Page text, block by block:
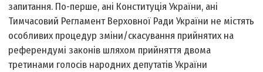
запитання. По-перше, ані Конституція України, ані
Тимчасовий Регламент Верховної Ради України не містять
особливих процедур зміни/скасування прийнятих на
референдумі законів шляхом прийняття двома
третинами голосів народних депутатів України